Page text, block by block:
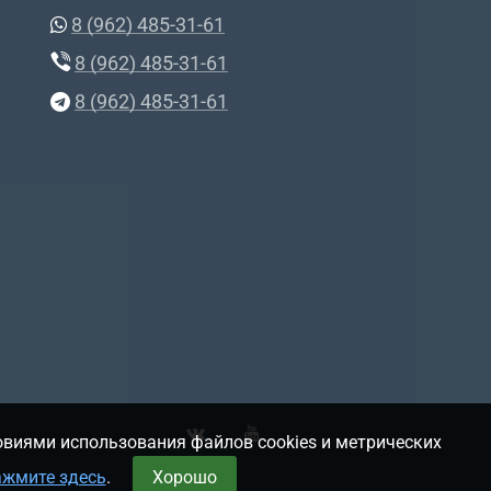
8 (962) 485-31-61
8 (962) 485-31-61
8 (962) 485-31-61
использования файлов cookies и метрических
здесь. Хорошо